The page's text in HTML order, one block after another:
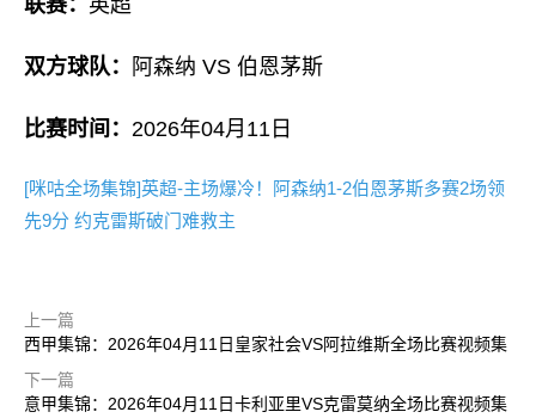
联赛： 英超
双方球队： 阿森纳 VS 伯恩茅斯
比赛时间： 2026年04月11日
[咪咕全场集锦]英超-主场爆冷！阿森纳1-2伯恩茅斯多赛2场领
先9分 约克雷斯破门难救主
上一篇
西甲集锦：2026年04月11日皇家社会VS阿拉维斯全场比赛视频集
下一篇
意甲集锦：2026年04月11日卡利亚里VS克雷莫纳全场比赛视频集